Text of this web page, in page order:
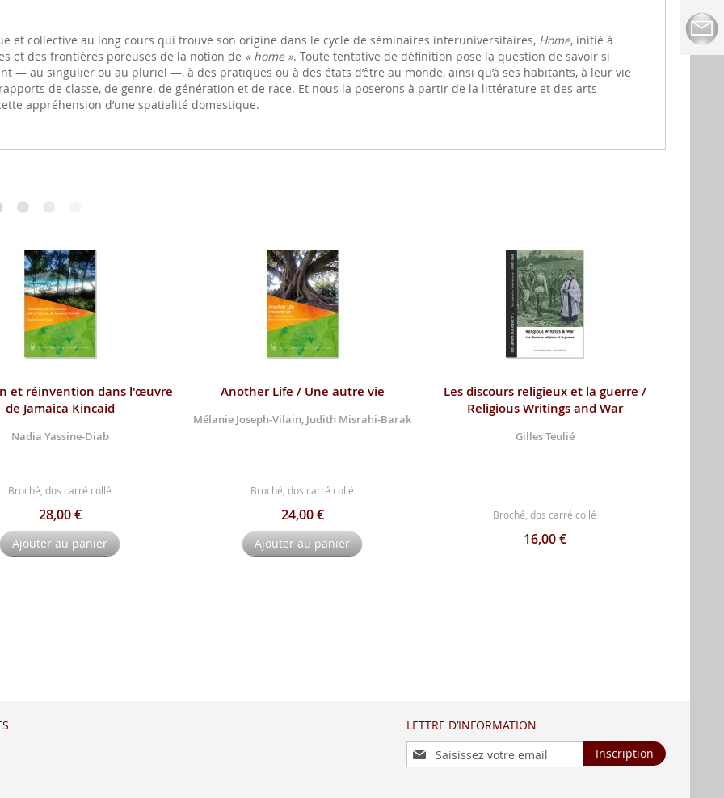
et collective au long cours qui trouve son origine dans le cycle de séminaires interuniversitaires, Home, initié à
et des frontières poreuses de la notion de « home ». Toute tentative de définition pose la question de savoir si
— au singulier ou au pluriel —, à des pratiques ou à des états d’être au monde, ainsi qu’à ses habitants, à leur vie
de classe, de genre, de génération et de race. Et nous la poserons à partir de la littérature et des arts
appréhension d’une spatialité domestique.
et réinvention dans l'œuvre
de Jamaica Kincaid
Nadia Yassine-Diab
Broché, dos carré collé
28,00 €
Ajouter au panier
Another Life / Une autre vie
Mélanie Joseph-Vilain, Judith Misrahi-Barak
Broché, dos carré collé
24,00 €
Ajouter au panier
Les discours religieux et la guerre /
Religious Writings and War
Gilles Teulié
Broché, dos carré collé
16,00 €
LETTRE D’INFORMATION
Inscription
à
Inscription